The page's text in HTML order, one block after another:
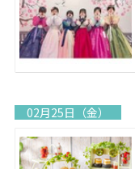
02月25日（金）